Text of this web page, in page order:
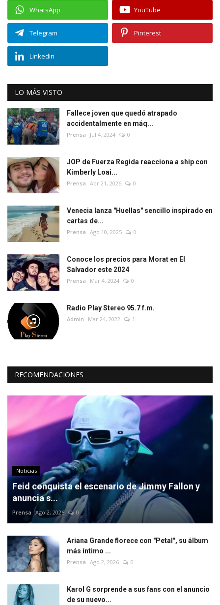
WhatsApp YouTube
Telegram Pinterest
Linkedin
LO MÁS VISTO
Fallece joven que quedó atrapado
accidentalmente en máq...
Prensa Jul 4, 2024 0
JOP de Fuerza Regida reacciona a ship con
Kimberly Loai...
Prensa Abr 21, 2026 0
Venecia lanza "Huellas" sencillo inspirado en
cartas de...
Prensa Ago 10, 2025 0
Conoce los precios para Morat en El
Salvador este 2024
Prensa Mar 4, 2024 0
Radio Play Stereo 95.7 f.m.
Admin Mar 24, 2022 1
RECOMENDACIONES
Noticias
Feid conquista el escenario de Jimmy Fallon y
anuncia s...
Prensa Ago 2, 2026 0
Ariana Grande florece con "Petal", su álbum
más íntimo ...
Prensa Ago 2, 2026 0
Karol G sorprende a sus fans con el anuncio
de su nuevo...